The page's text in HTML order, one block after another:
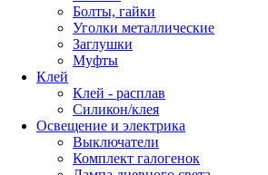
Болты, гайки
Уголки металлические
Заглушки
Муфты
Клей
Клей - расплав
Силикон/клея
Освещение и электрика
Выключатели
Комплект галогенок